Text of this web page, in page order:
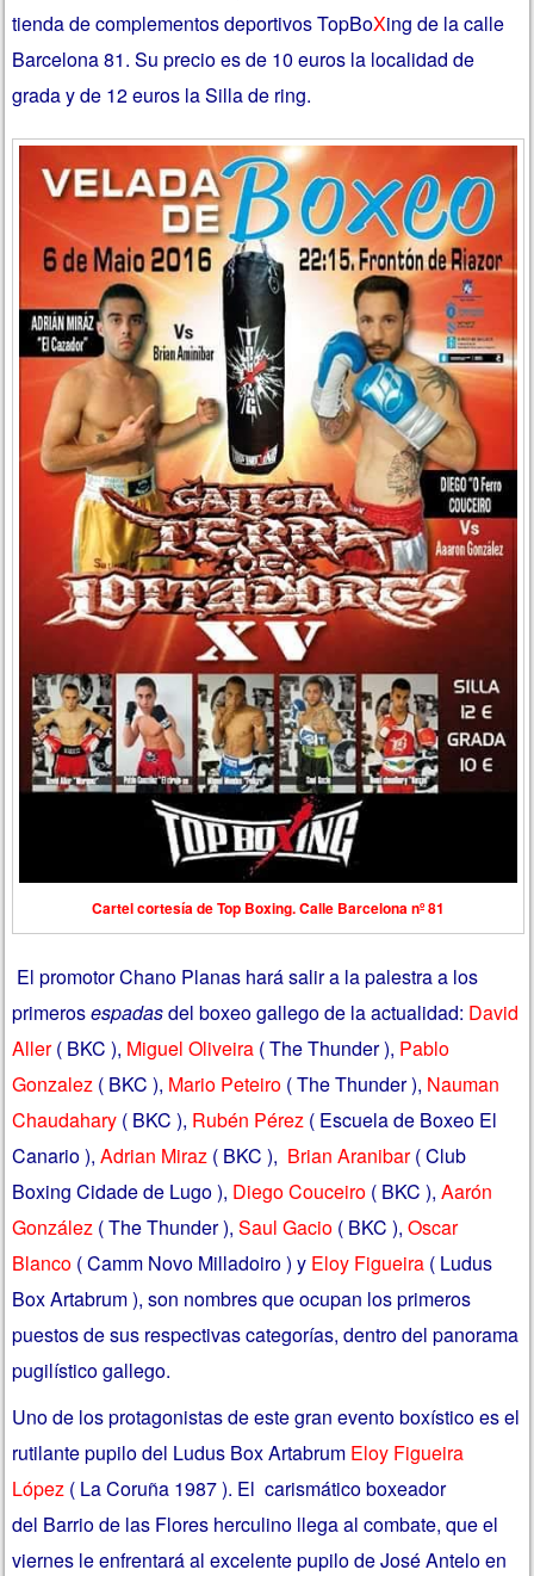
tienda de complementos deportivos TopBoXing de la calle
Barcelona 81. Su precio es de 10 euros la localidad de
grada y de 12 euros la Silla de ring.
Cartel cortesía de Top Boxing. Calle Barcelona nº 81
El promotor Chano Planas hará salir a la palestra a los
primerosespadasdel boxeo gallego de la actualidad: David
Aller( BKC ), Miguel Oliveira ( The Thunder ), Pablo
Gonzalez ( BKC ), Mario Peteiro ( The Thunder ), Nauman
Chaudahary ( BKC ), Rubén Pérez ( Escuela de Boxeo El
Canario ),Adrian Miraz ( BKC ), Brian Aranibar( Club
Boxing Cidade de Lugo ), Diego Couceiro ( BKC ),Aarón
González ( The Thunder ),Saul Gacio ( BKC ),Oscar
Blanco ( Camm Novo Milladoiro ) y Eloy Figueira ( Ludus
Box Artabrum ), son nombres que ocupan los primeros
puestos de sus respectivas categorías, dentro del panorama
pugilístico gallego.
Uno de los protagonistas de este gran evento boxístico es el
rutilante pupilo del Ludus Box Artabrum Eloy Figueira
López ( La Coruña 1987 ). El carismático boxeador
del Barrio de las Flores herculino llega al combate, que el
viernes le enfrentará al excelente pupilo de José Antelo en